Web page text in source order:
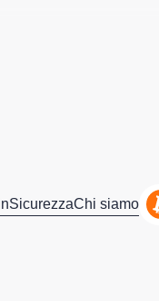
SicurezzaChi siamo